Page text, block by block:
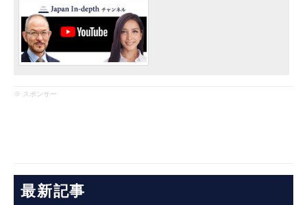
※ スポンサー
最新記事